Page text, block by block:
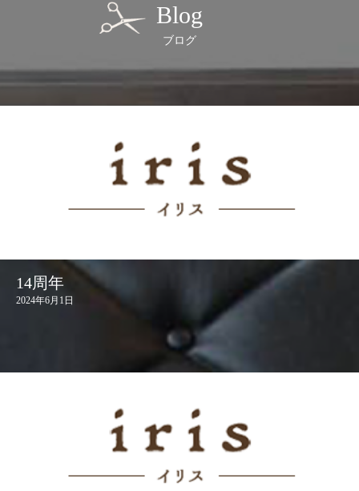
Blog
ブログ
14周年
2024年6月1日